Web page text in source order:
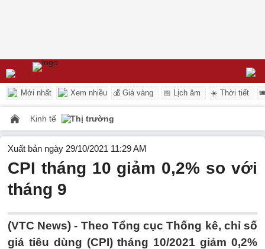
Mới nhất Xem nhiều 💰 Giá vàng 📅 Lịch âm ☀️ Thời tiết
Kinh tế Thị trường
Xuất bản ngày 29/10/2021 11:29 AM
CPI tháng 10 giảm 0,2% so với
tháng 9
(VTC News) - Theo Tổng cục Thống kê, chỉ số
giá tiêu dùng (CPI) tháng 10/2021 giảm 0,2%